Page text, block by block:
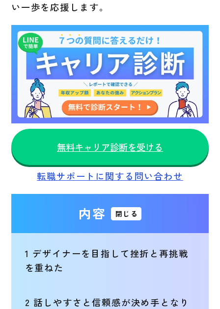
い一歩を応援します。
無料キャリア診断を受ける
転職サポートに関する問い合わせ
内容 閉じる
1 デザイナーを目指して挫折と再挑戦
を重ねた
2 話しやすさと信頼感が決め手となり